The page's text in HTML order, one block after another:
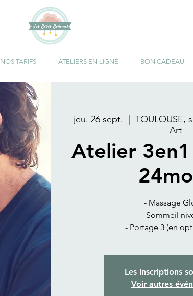
NOS TARIFS ATELIERS EN LIGNE BON CADEAU
jeu. 26 sept.
  |
TOULOUSE,
Art
Atelier
- Massage
- Sommeil
- Portage 3 (en
Les inscriptions
Voir autres